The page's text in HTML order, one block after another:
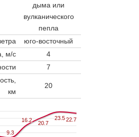
дыма или
вулканического
пепла
юго-восточный
м/с
4
7
км
20
9.3
9.3
16.2
16.2 20.7
20.7
23.5
23.5 22.7
22.7